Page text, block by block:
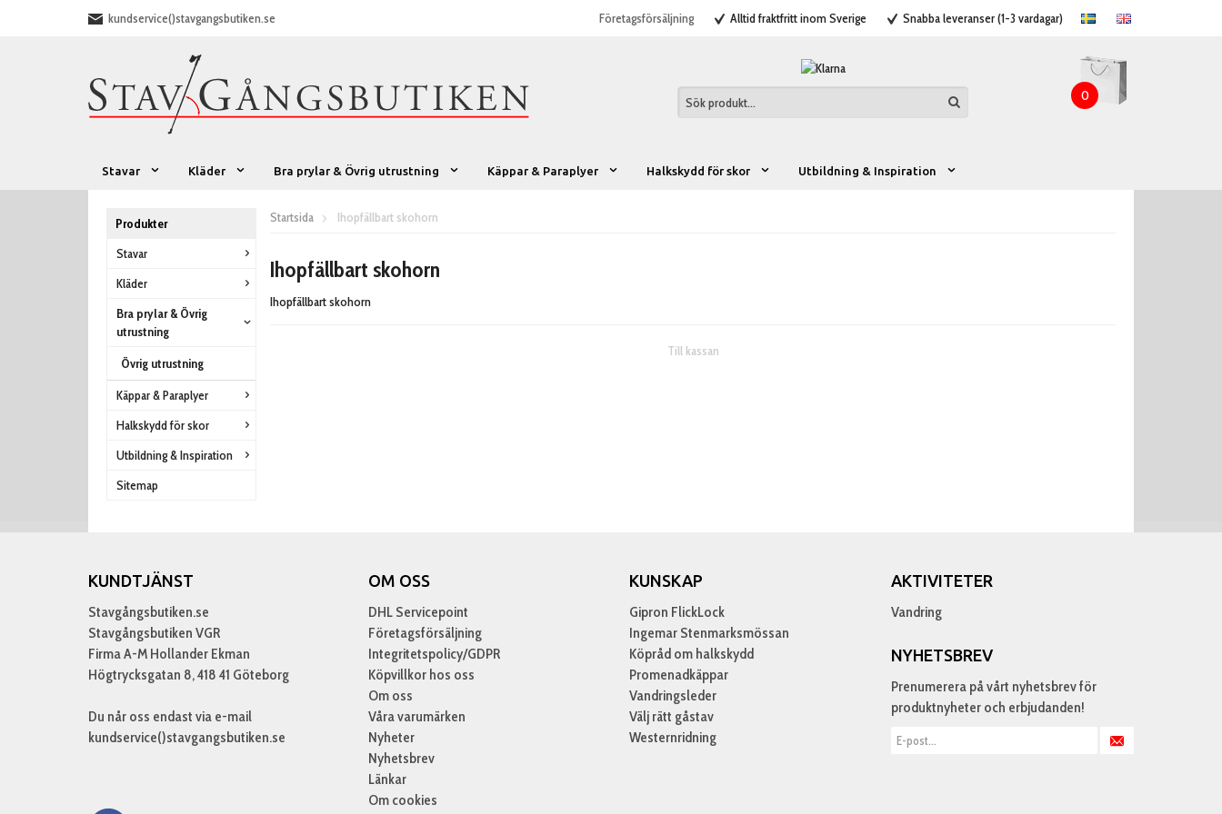
kundservice()stavgangsbutiken.se Företagsförsäljning Alltid fraktfritt inom Sverige Snabba leveranser (1-3 vardagar)
0
Stavar Kläder Bra prylar & Övrig utrustning Käppar & Paraplyer Halkskydd för skor Utbildning & Inspiration
Produkter
Stavar
Kläder
Bra prylar & Övrig
utrustning
Övrig utrustning
Käppar & Paraplyer
Halkskydd för skor
Utbildning & Inspiration
Sitemap
Startsida Ihopfällbart skohorn
Ihopfällbart skohorn
Ihopfällbart skohorn
Till kassan
KUNDTJÄNST
Stavgångsbutiken.se
Stavgångsbutiken VGR
Firma A-M Hollander Ekman
Högtrycksgatan 8, 418 41 Göteborg
Du når oss endast via e-mail
kundservice()stavgangsbutiken.se
OM OSS
DHL Servicepoint
Företagsförsäljning
Integritetspolicy/GDPR
Köpvillkor hos oss
Om oss
Våra varumärken
Nyheter
Nyhetsbrev
Länkar
Om cookies
KUNSKAP
Gipron FlickLock
Ingemar Stenmarksmössan
Köpråd om halkskydd
Promenadkäppar
Vandringsleder
Välj rätt gåstav
Westernridning
AKTIVITETER
Vandring
NYHETSBREV
Prenumerera på vårt nyhetsbrev för
produktnyheter och erbjudanden!